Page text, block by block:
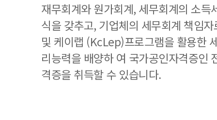
재무회계와 원가회계, 세무회계의 소득
식을 갖추고, 기업체의 세무회계 책임
및 케이랩 (KcLep)프로그램을 활용한
리능력을 배양하 여 국가공인자격증인
격증을 취득할 수 있습니다.